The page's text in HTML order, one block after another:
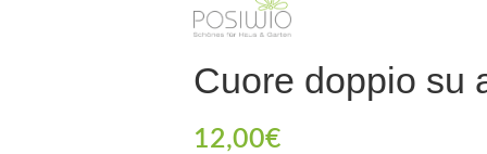
Cuore doppio su
12,00€